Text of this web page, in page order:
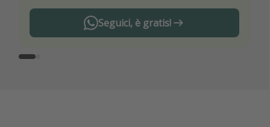
Seguici, è gratis!